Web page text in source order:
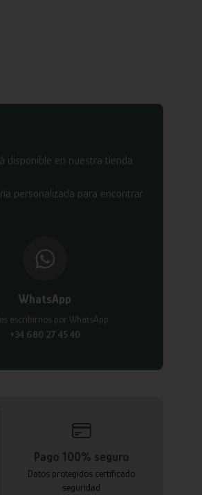
disponible en nuestra tienda
personalizada para encontrar
WhatsApp
escribirnos por WhatsApp
+34 680 27 45 40
Pago 100% seguro
Datos protegidos certificado
seguridad